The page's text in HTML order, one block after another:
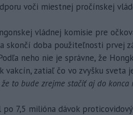
voči miestnej pročínskej
vládnej komisie pre
skončí doba použiteľnosti prvej
neho nie je správne, že
vakcín, zatiaľ čo vo zvyšku sveta
to bude zrejme stačiť aj do konca
po 7,5 milióna dávok